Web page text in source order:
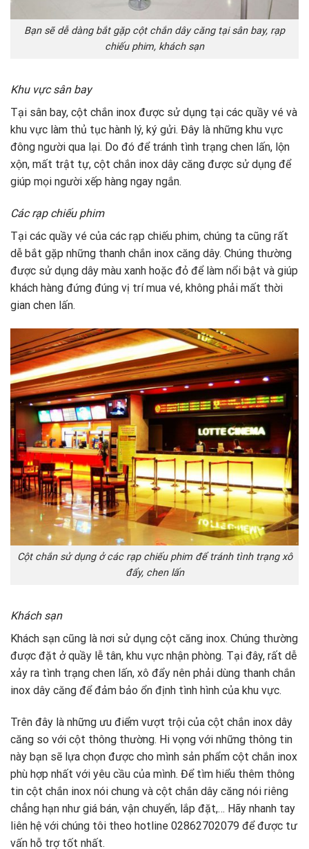
Bạn sẽ dễ dàng bắt gặp cột chắn dây căng tại sân bay, rạp
chiếu phim, khách sạn
Khu vực sân bay
Tại sân bay, cột chắn inox được sử dụng tại các quầy vé và
khu vực làm thủ tục hành lý, ký gửi. Đây là những khu vực
đông người qua lại. Do đó để tránh tình trạng chen lấn, lộn
xộn, mất trật tự, cột chắn inox dây căng được sử dụng để
giúp mọi người xếp hàng ngay ngắn.
Các rạp chiếu phim
Tại các quầy vé của các rạp chiếu phim, chúng ta cũng rất
dễ bắt gặp những thanh chắn inox căng dây. Chúng thường
được sử dụng dây màu xanh hoặc đỏ để làm nổi bật và giúp
khách hàng đứng đúng vị trí mua vé, không phải mất thời
gian chen lấn.
Cột chắn sử dụng ở các rạp chiếu phim để tránh tình trạng xô
đẩy, chen lấn
Khách sạn
Khách sạn cũng là nơi sử dụng cột căng inox. Chúng thường
được đặt ở quầy lễ tân, khu vực nhận phòng. Tại đây, rất dễ
xảy ra tình trạng chen lấn, xô đẩy nên phải dùng thanh chắn
inox dây căng để đảm bảo ổn định tình hình của khu vực.
Trên đây là những ưu điểm vượt trội của cột chắn inox dây
căng so với cột thông thường. Hi vọng với những thông tin
này bạn sẽ lựa chọn được cho mình sản phẩm cột chắn inox
phù hợp nhất với yêu cầu của mình. Để tìm hiểu thêm thông
tin cột chắn inox nói chung và cột chắn dây căng nói riêng
chẳng hạn như giá bán, vận chuyển, lắp đặt,… Hãy nhanh tay
liên hệ với chúng tôi theo hotline 02862702079 để được tư
vấn hỗ trợ tốt nhất.